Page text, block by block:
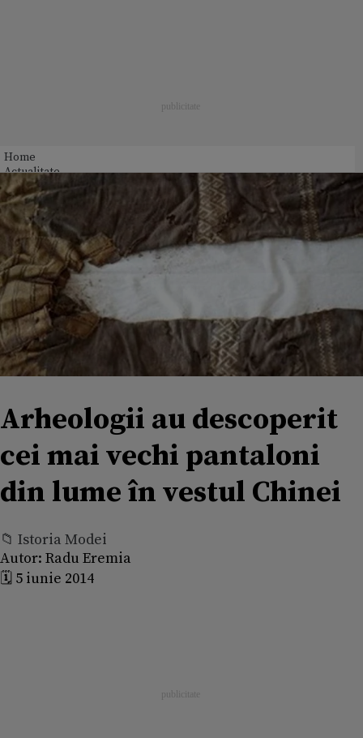
Home
Actualitate
Arheologii au descoperit
cei mai vechi pantaloni
din lume în vestul Chinei
📁 Istoria Modei
Autor: Radu Eremia
🗓️ 5 iunie 2014